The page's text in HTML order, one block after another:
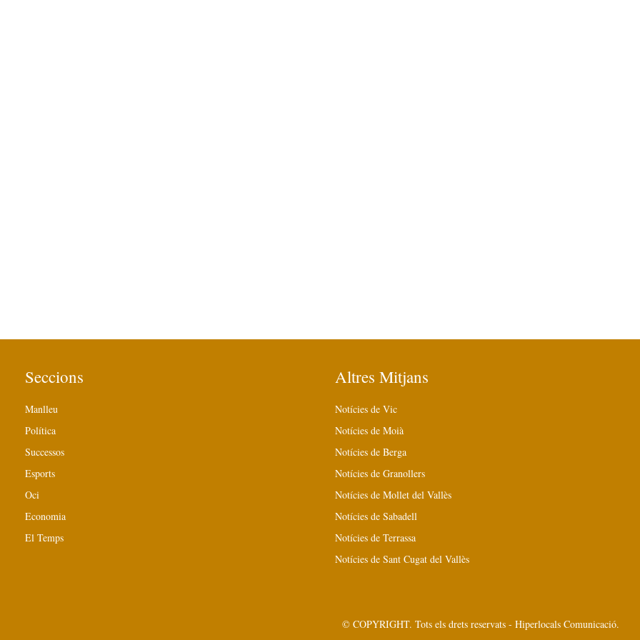
Seccions
Manlleu
Política
Successos
Esports
Oci
Economia
El Temps
Altres Mitjans
Notícies de Vic
Notícies de Moià
Notícies de Berga
Notícies de Granollers
Notícies de Mollet del Vallès
Notícies de Sabadell
Notícies de Terrassa
Notícies de Sant Cugat del Vallès
© COPYRIGHT. Tots els drets reservats - Hiperlocals Comunicació.